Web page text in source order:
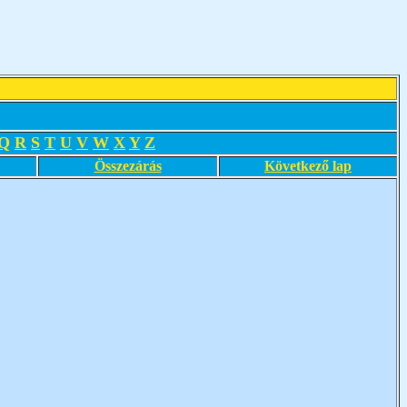
R S T U V W X Y Z
Összezárás Következő lap